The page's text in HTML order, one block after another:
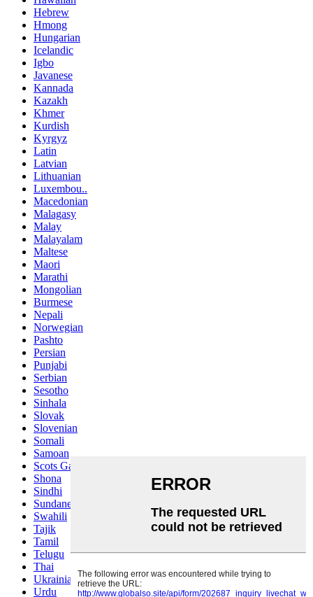
Hebrew
Hmong
Hungarian
Icelandic
Igbo
Javanese
Kannada
Kazakh
Khmer
Kurdish
Kyrgyz
Latin
Latvian
Lithuanian
Luxembou..
Macedonian
Malagasy
Malay
Malayalam
Maltese
Maori
Marathi
Mongolian
Burmese
Nepali
Norwegian
Pashto
Persian
Punjabi
Serbian
Sesotho
Sinhala
Slovak
Slovenian
Somali
Samoan
Scots Gaelic
Shona
Sindhi
Sundanese
Swahili
Tajik
Tamil
Telugu
Thai
Ukrainian
Urdu